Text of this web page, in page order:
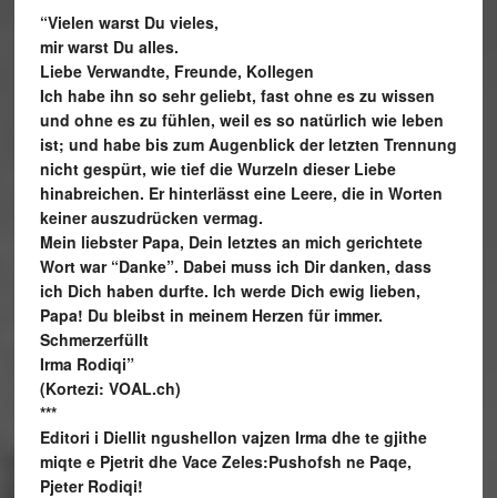
“Vielen warst Du vieles,
mir warst Du alles.
Liebe Verwandte, Freunde, Kollegen
Ich habe ihn so sehr geliebt, fast ohne es zu wissen
und ohne es zu fühlen, weil es so natürlich wie leben
ist; und habe bis zum Augenblick der letzten Trennung
nicht gespürt, wie tief die Wurzeln dieser Liebe
hinabreichen. Er hinterlässt eine Leere, die in Worten
keiner auszudrücken vermag.
Mein liebster Papa, Dein letztes an mich gerichtete
Wort war “Danke”. Dabei muss ich Dir danken, dass
ich Dich haben durfte. Ich werde Dich ewig lieben,
Papa! Du bleibst in meinem Herzen für immer.
Schmerzerfüllt
Irma Rodiqi”
(Kortezi: VOAL.ch)
***
Editori i Diellit ngushellon vajzen Irma dhe te gjithe
miqte e Pjetrit dhe Vace Zeles:Pushofsh ne Paqe,
Pjeter Rodiqi!